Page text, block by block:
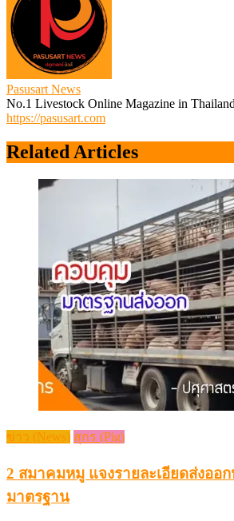
Pasusart News
No.1 Livestock Online Magazine in Thailand
https://pasusart.com
Related Articles
ข่าว (News) สุกร (Pig)
2 สมาคมหมู แจงรายละเอียดส่งออ
มาตรฐาน